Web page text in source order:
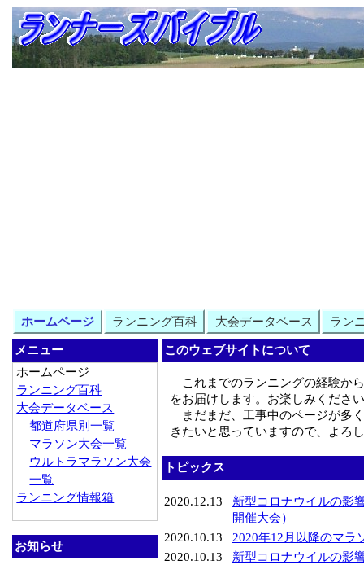
ホームページ ランニング百科 大会データベース ラン
このウェブサイトについて
これまでのランニングの経験か
をお届けします。お楽しみくださ
まだまだ、工事中のページが多
きたいと思っていますので、よろ
トピックス
2020.12.13
新型コロナウイルの影
開催大会）
2020.10.13
2020年12月以降のマラ
2020.10.13
新型コロナウイルの影
メニュー
ホームページ
ランニング百科
大会データベース
都道府県別一覧
マラソン大会一覧
ウルトラマラソン大会
一覧
ランニング情報箱
お知らせ